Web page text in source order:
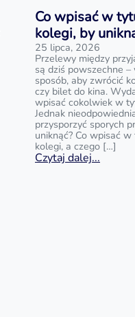
Co wpisać w
kolegi, by
25 lipca, 2026
Przelewy między
są dziś powszechne
sposób, aby zwrócić
czy bilet do kina.
wpisać cokolwiek w
Jednak
przysporzyć sporych
uniknąć? Co wpisać
kolegi, a czego […]
Czytaj dalej...